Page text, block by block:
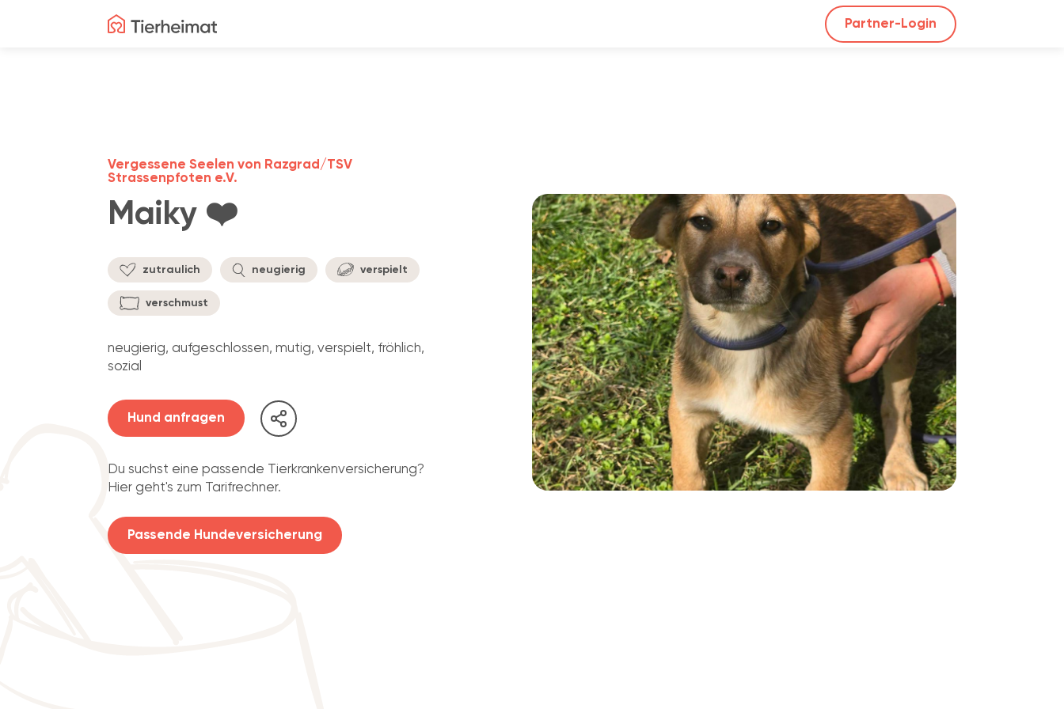
Partner-Login
Maiky ❤️
Vergessene Seelen von Razgrad/TSV
Strassenpfoten e.V.
zutraulich neugierig verspielt
verschmust
neugierig, aufgeschlossen, mutig, verspielt, fröhlich,
sozial
Hund anfragen
Du suchst eine passende Tierkrankenversicherung?
Hier geht's zum Tarifrechner.
Passende Hundeversicherung